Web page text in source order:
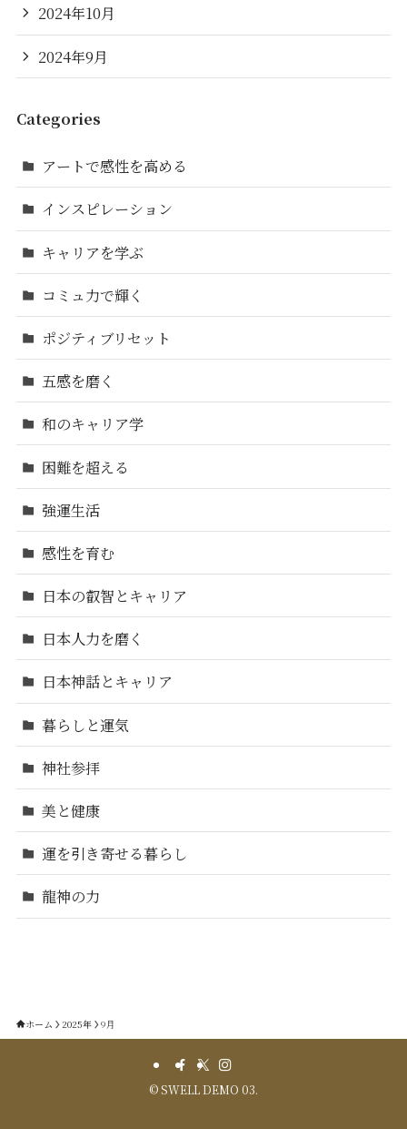
2024年10月
2024年9月
Categories
アートで感性を高める
インスピレーション
キャリアを学ぶ
コミュ力で輝く
ポジティブリセット
五感を磨く
和のキャリア学
困難を超える
強運生活
感性を育む
日本の叡智とキャリア
日本人力を磨く
日本神話とキャリア
暮らしと運気
神社参拝
美と健康
運を引き寄せる暮らし
龍神の力
ホーム 2025年 9月
©SWELL DEMO 03.